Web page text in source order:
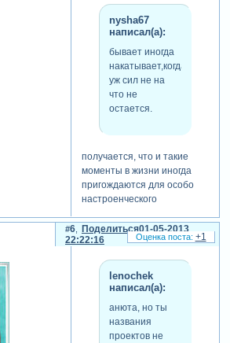
nysha67
написал(а):
бывает иногда
накатывает,когда
уж сил не на
что не
остается.
получается, что и такие
моменты в жизни иногда
пригождаются для особо
настроенческого
и все лирические стихи и
песни обычно исходят от
или композитора, из личных
чувств и переживаний...но
позволять себе падать
духом [взломанный сайт]
Поделиться
6
01-05-2013
22:22:16
lenochek
написал(а):
анюта, но ты
названия
проектов не
+1